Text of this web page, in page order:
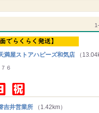
屋ストアハピーズ和気店 （
６
井営業所 （1.42km）